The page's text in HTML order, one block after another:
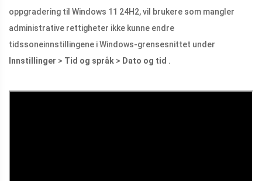
oppgradering til Windows 11 24H2, vil brukere som mangler
administrative rettigheter ikke kunne endre
tidssoneinnstillingene i Windows-grensesnittet under
Innstillinger > Tid og språk > Dato og tid .